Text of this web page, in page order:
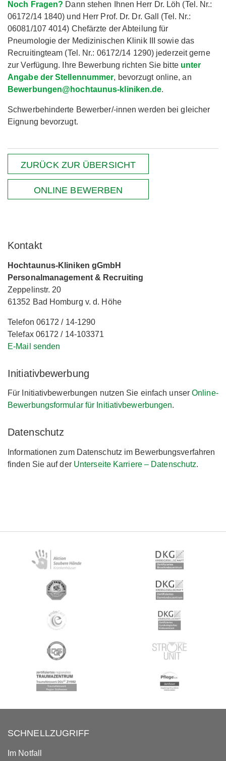
Noch Fragen? Dann stehen Ihnen Herr Dr. Löh (Tel. Nr.:
06172/14 1840) und Herr Prof. Dr. Dr. Gall (Tel. Nr.:
06081/107 4014) Chefärzte der Abteilung für
Pneumologie der Medizinischen Klinik III sowie das
Recruitingteam (Tel. Nr.: 06172/14 1290) jederzeit gerne
zur Verfügung. Ihre Bewerbung richten Sie bitte unter
Angabe der Stellennummer, bevorzugt online, an
Bewerbungen@hochtaunus-kliniken.de.
Schwerbehinderte Bewerber/-innen werden bei gleicher
Eignung bevorzugt.
ZURÜCK ZUR ÜBERSICHT
ONLINE BEWERBEN
Kontakt
Hochtaunus-Kliniken gGmbH
Personalmanagement & Recruiting
Zeppelinstr. 20
61352 Bad Homburg v. d. Höhe
Telefon 06172 / 14-1290
Telefax 06172 / 14-103371
E-Mail senden
Initiativbewerbung
Für Initiativbewerbungen nutzen Sie einfach unserOnline-
Bewerbungsformular für Initiativbewerbungen.
Datenschutz
Informationen zum Datenschutz im Bewerbungsverfahren
finden Sie auf der Unterseite Karriere – Datenschutz.
SCHNELLZUGRIFF
Im Notfall